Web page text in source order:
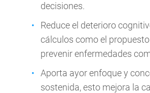
decisiones.
Reduce el deterioro
cálculos como el
prevenir enfermedades
Aporta ayor enfoque y
sostenida, esto mejora la